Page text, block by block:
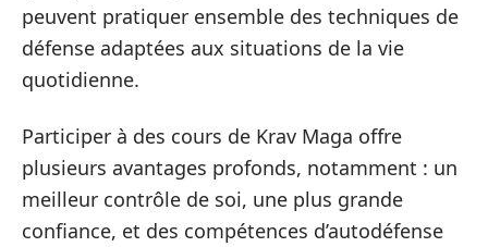
peuvent pratiquer ensemble des techniques de
défense adaptées aux situations de la vie
quotidienne.
Participer à des cours de Krav Maga offre
plusieurs avantages profonds, notamment : un
meilleur contrôle de soi, une plus grande
confiance, et des compétences d’autodéfense